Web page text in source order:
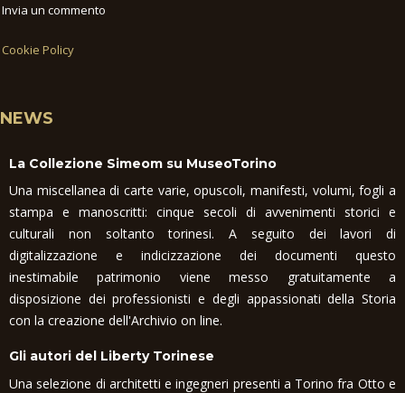
Invia un commento
Cookie Policy
NEWS
La Collezione Simeom su MuseoTorino
Una miscellanea di carte varie, opuscoli, manifesti, volumi, fogli a
stampa e manoscritti: cinque secoli di avvenimenti storici e
culturali non soltanto torinesi. A seguito dei lavori di
digitalizzazione e indicizzazione dei documenti questo
inestimabile patrimonio viene messo gratuitamente a
disposizione dei professionisti e degli appassionati della Storia
con la creazione dell'Archivio on line.
Gli autori del Liberty Torinese
Una selezione di architetti e ingegneri presenti a Torino fra Otto e